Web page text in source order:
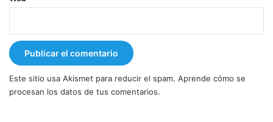
Este sitio usa Akismet para reducir el spam. Aprende cómo se
procesan los datos de tus comentarios.